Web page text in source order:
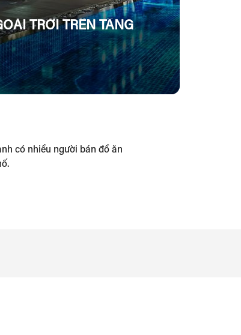
TRỜI TRÊN TẦNG
có nhiều người bán đồ ăn